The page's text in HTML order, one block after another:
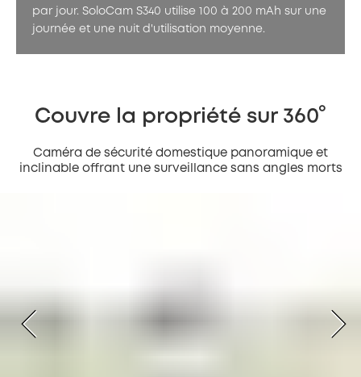
par jour. SoloCam S340 utilise 100 à 200 mAh sur une
journée et une nuit d'utilisation moyenne.
Couvre la propriété sur 360°
Caméra de sécurité domestique panoramique et
inclinable offrant une surveillance sans angles morts